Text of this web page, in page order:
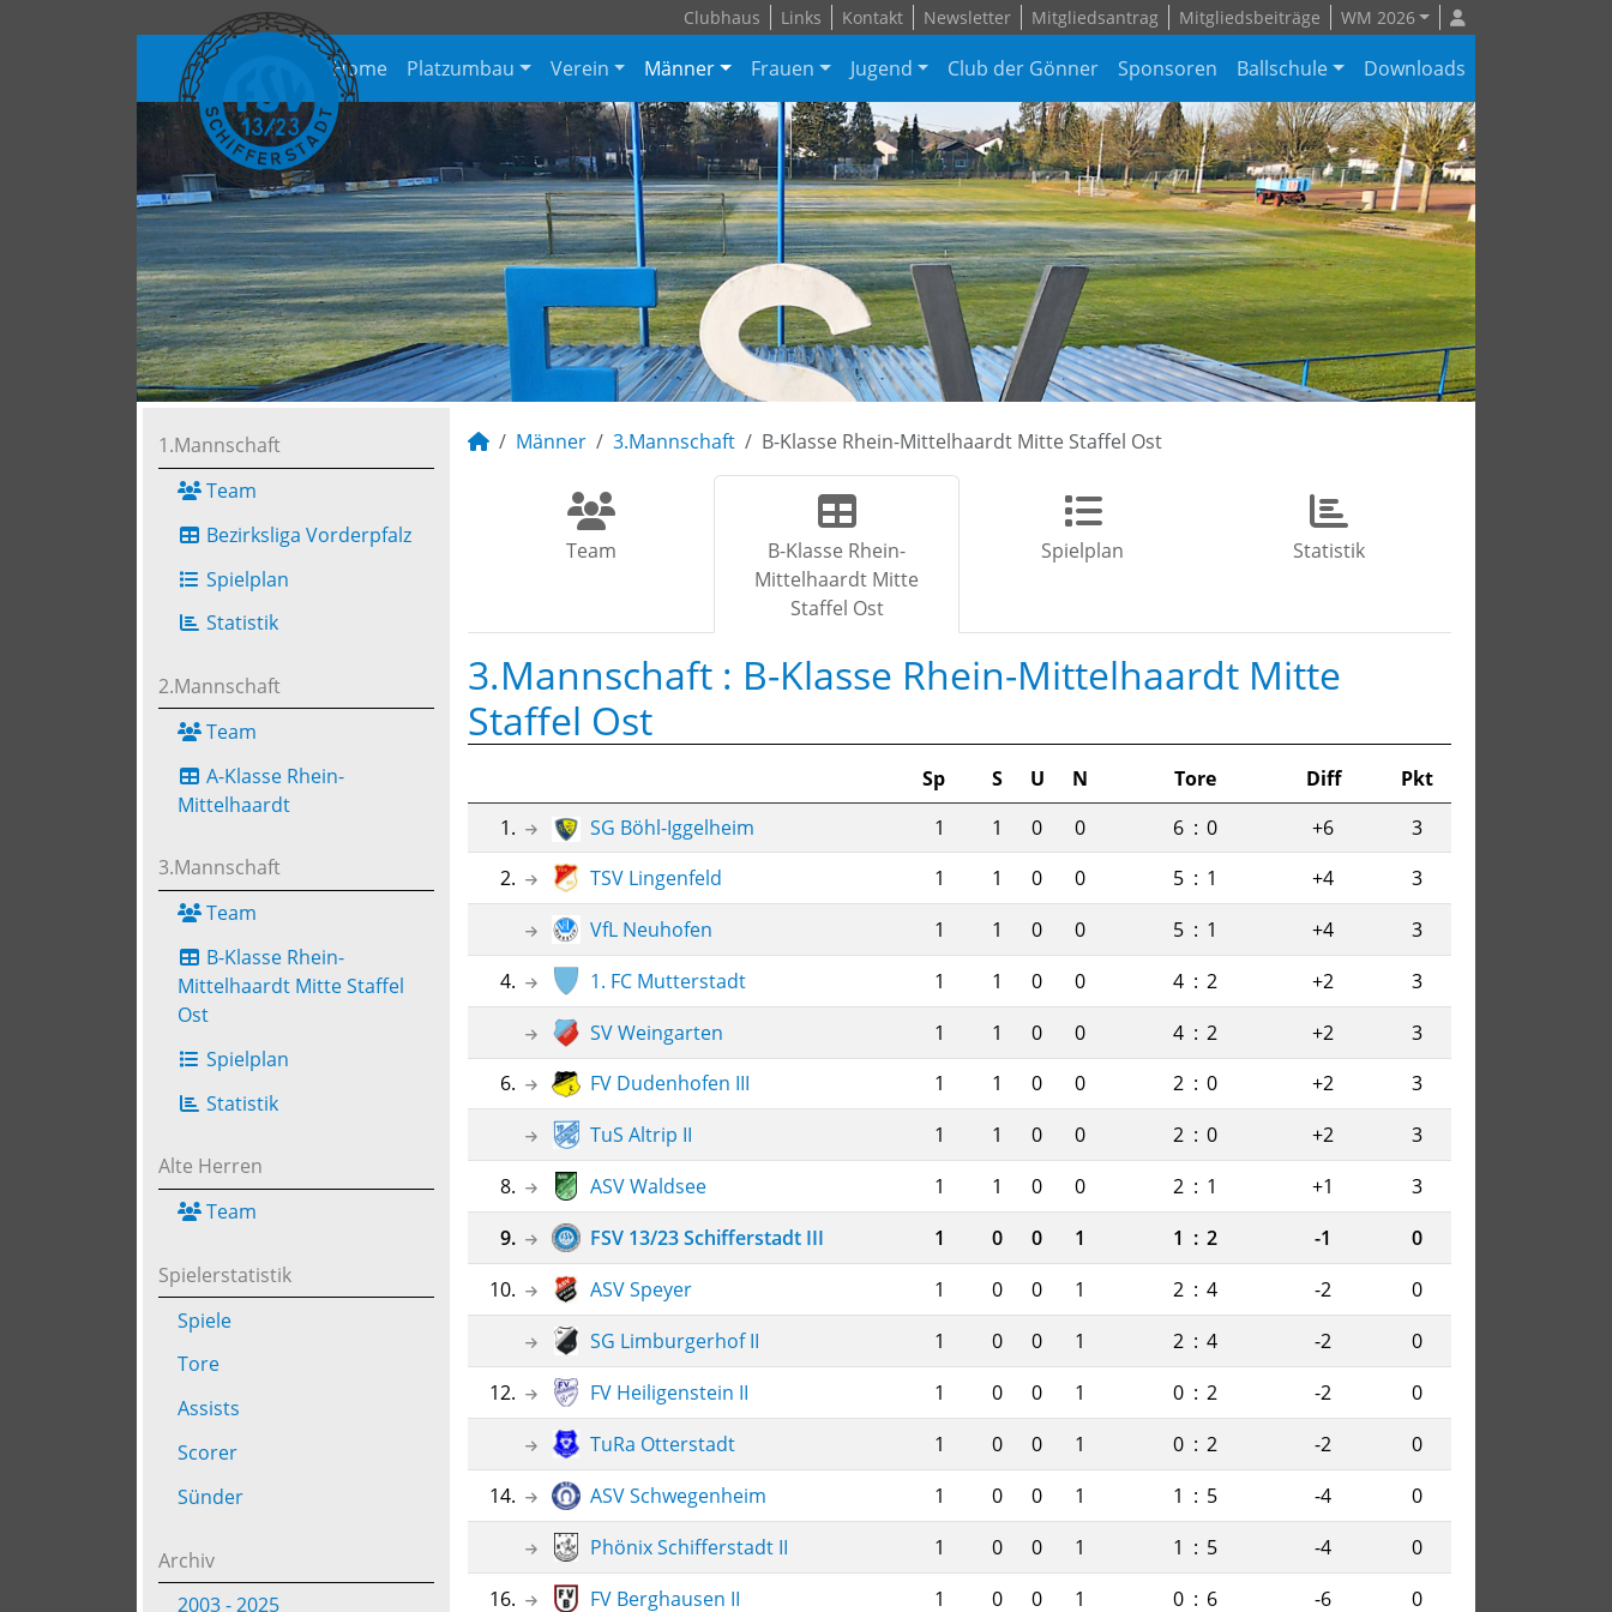
Clubhaus Links Kontakt Newsletter Mitgliedsantrag Mitgliedsbeiträge WM 2026
Home Platzumbau Verein Männer Frauen Jugend Club der Gönner Sponsoren Ballschule Downloads
1.Mannschaft
Team
Bezirksliga Vorderpfalz
Spielplan
Statistik
2.Mannschaft
Team
A-Klasse Rhein-
Mittelhaardt
3.Mannschaft
Team
B-Klasse Rhein-
Mittelhaardt Mitte Staffel
Ost
Spielplan
Statistik
Alte Herren
Team
Spielerstatistik
Spiele
Tore
Assists
Scorer
Sünder
Archiv
2003 - 2025
Männer 3.Mannschaft B-Klasse Rhein-Mittelhaardt Mitte Staffel Ost
Team
B-Klasse Rhein-
Mittelhaardt Mitte
Staffel Ost
Spielplan Statistik
3.Mannschaft : B-Klasse Rhein-Mittelhaardt Mitte
Staffel Ost
Sp S U N Tore Diff
Pkt
1.
SG Böhl-Iggelheim 1 1 0 0 6 : 0 +6
3
2.
TSV Lingenfeld 1 1 0 0 5 : 1 +4
3
VfL Neuhofen
1 1 0 0 5 : 1 +4
3
4.
1. FC Mutterstadt 1 1 0 0 4 : 2 +2
3
SV Weingarten
1 1 0 0 4 : 2 +2
3
6.
FV Dudenhofen III 1 1 0 0 2 : 0 +2
3
TuS Altrip II
1 1 0 0 2 : 0 +2
3
8.
ASV Waldsee 1 1 0 0 2 : 1 +1
3
9.
FSV 13/23 Schifferstadt III 1 0 0 1 1 : 2 -1
0
10.
ASV Speyer 1 0 0 1 2 : 4 -2
0
SG Limburgerhof II
1 0 0 1 2 : 4 -2
0
12.
FV Heiligenstein II 1 0 0 1 0 : 2 -2
0
TuRa Otterstadt
1 0 0 1 0 : 2 -2
0
14.
ASV Schwegenheim 1 0 0 1 1 : 5 -4
0
Phönix Schifferstadt II
1 0 0 1 1 : 5 -4
0
16.
FV Berghausen II 1 0 0 1 0 : 6 -6 0